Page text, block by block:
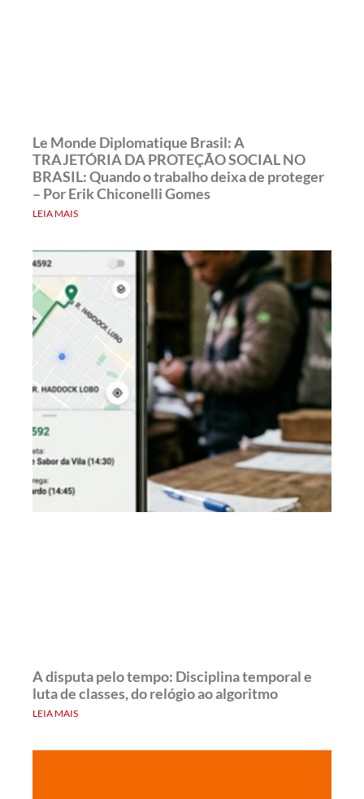
Le Monde Diplomatique Brasil: A
TRAJETÓRIA DA PROTEÇÃO SOCIAL NO
BRASIL: Quando o trabalho deixa de proteger
– Por Erik Chiconelli Gomes
LEIA MAIS
A disputa pelo tempo: Disciplina temporal e
luta de classes, do relógio ao algoritmo
LEIA MAIS